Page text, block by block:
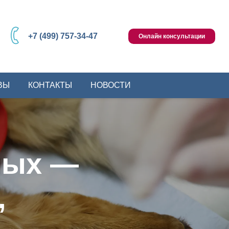
+7 (499) 757-34-47 Онлайн консультации
КОНТАКТЫ НОВОСТИ
—